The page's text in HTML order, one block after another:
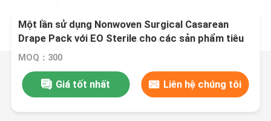
Một lần sử dụng Nonwoven Surgical Casarean
Drape Pack với EO Sterile cho các sản phẩm tiêu
dùng y tế
MOQ：300
Giá tốt nhất Liên hệ chúng tôi